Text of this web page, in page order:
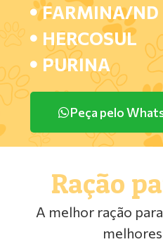
FARMINA/ND
HERCOSUL
PURINA
Peça pelo
Ração
A melhor ração